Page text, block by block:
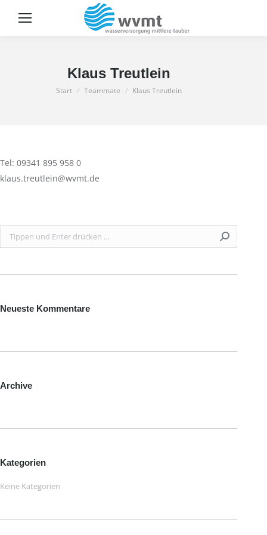
Klaus Treutlein
Sie befinden sich hier:
Start Teammate Klaus Treutlein
Tel: 09341 895 958 0
klaus.treutlein@wvmt.de
Search:
Neueste Kommentare
Archive
Kategorien
Keine Kategorien